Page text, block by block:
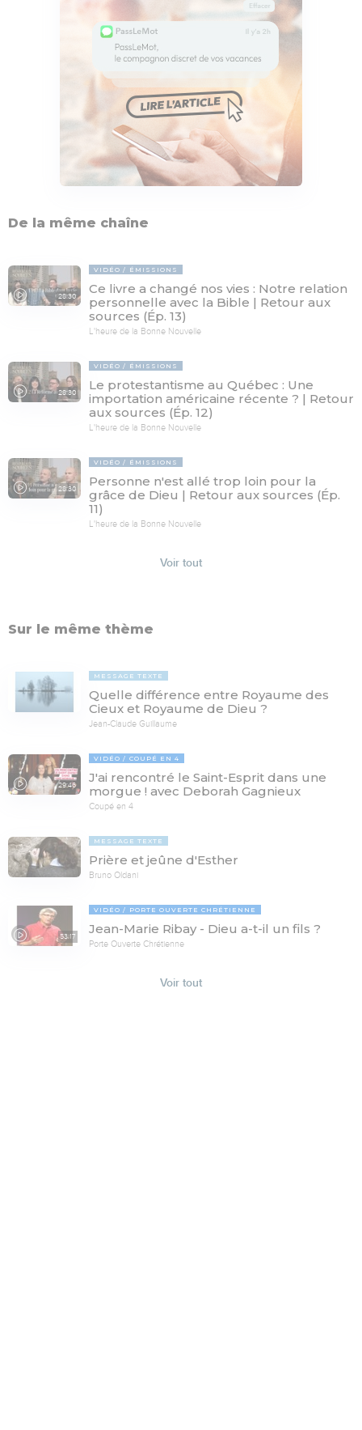
De la même chaîne
28:30
VIDÉO ÉMISSIONS
Ce livre a changé nos vies : Notre relation
personnelle avec la Bible | Retour aux
sources (Ép. 13)
L'heure de la Bonne Nouvelle
28:30
VIDÉO ÉMISSIONS
Le protestantisme au Québec : Une
importation américaine récente ? | Retour
aux sources (Ép. 12)
L'heure de la Bonne Nouvelle
28:30
VIDÉO ÉMISSIONS
Personne n'est allé trop loin pour la
grâce de Dieu | Retour aux sources (Ép.
11)
L'heure de la Bonne Nouvelle
Voir tout
Sur le même thème
MESSAGE TEXTE
Quelle différence entre Royaume des
Cieux et Royaume de Dieu ?
Jean-Claude Guillaume
29:46
VIDÉO COUPÉ EN 4
J'ai rencontré le Saint-Esprit dans une
morgue ! avec Deborah Gagnieux
Coupé en 4
MESSAGE TEXTE
Prière et jeûne d'Esther
Bruno Oldani
53:17
VIDÉO PORTE OUVERTE CHRÉTIENNE
Jean-Marie Ribay - Dieu a-t-il un fils ?
Porte Ouverte Chrétienne
Voir tout